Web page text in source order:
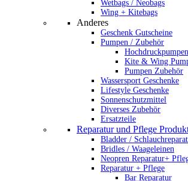
Wetbags / Neobags
Wing + Kitebags
Anderes
Geschenk Gutscheine
Pumpen / Zubehör
Hochdruckpumpen
Kite & Wing
Pumpen Zubehör
Wassersport Geschenke
Lifestyle Geschenke
Sonnenschutzmittel
Diverses Zubehör
Ersatzteile
Reparatur und Pflege
Bladder /
Bridles / Waageleinen
Neopren Reparatur+
Reparatur + Pflege
Bar Reparatur